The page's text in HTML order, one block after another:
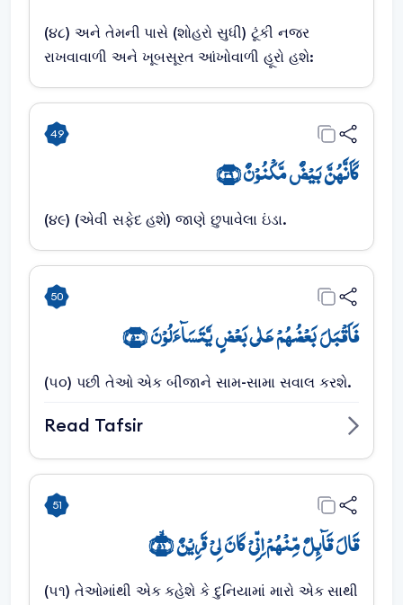
(૪૮) અને તેમની પાસે (શોહરો સુધી) ટૂંકી નજર
રાખવાવાળી અને ખૂબસૂરત આંખોવાળી હૂરો હશે:
49
کَاَنَّہُنَّ بَیۡضٌ مَّکۡنُوۡنٌ ﴿۴۹﴾
(૪૯) (એવી સફેદ હશે) જાણે છુપાવેલા ઇંડા.
50
فَاَقۡبَلَ بَعۡضُہُمۡ عَلٰی بَعۡضٍ یَّتَسَآءَلُوۡنَ ﴿۵۰﴾
(૫૦) પછી તેઓ એક બીજાને સામ-સામા સવાલ કરશે.
Read Tafsir
51
قَالَ قَآئِلٌ مِّنۡہُمۡ اِنِّیۡ کَانَ لِیۡ قَرِیۡنٌ ﴿ۙ۵۱﴾
(૫૧) તેઓમાંથી એક કહેશે કે દુનિયામાં મારો એક સાથી